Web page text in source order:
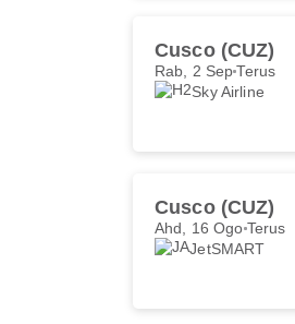
Cusco (CUZ)
Rab, 2 SepTerus
Sky Airline
Cusco (CUZ)
Ahd, 16 Ogo Terus
JetSMART